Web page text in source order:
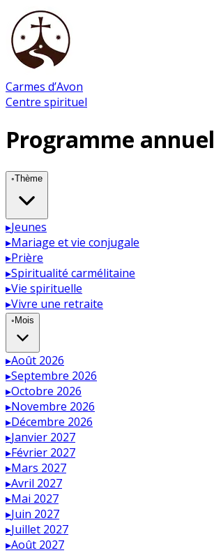
Carmes d’Avon
Centre spirituel
Programme annuel
◦Thème
▸Jeunes
▸Mariage et vie conjugale
▸Prière
▸Spiritualité carmélitaine
▸Vie spirituelle
▸Vivre une retraite
◦ Mois
▸Août 2026
▸Septembre 2026
▸Octobre 2026
▸Novembre 2026
▸Décembre 2026
▸Janvier 2027
▸Février 2027
▸Mars 2027
▸Avril 2027
▸Mai 2027
▸Juin 2027
▸Juillet 2027
▸Août 2027